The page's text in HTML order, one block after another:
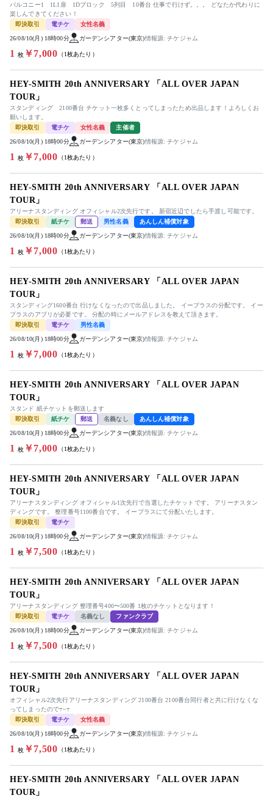
バルコニー1 1L1扉 1Dブロック 5列目 10番台 仕事で行けず。。。 どなたか代わりに
楽しんできてください！
即決取引
電チケ 女性名義
26/08/10(月) 18時00分 ガーデンシアター(東京)情報源: チケジャム
1 枚￥7,000 （1枚あたり）
HEY-SMITH 20th ANNIVERSARY 「ALL OVER JAPAN
TOUR」
スタンディング 2100番台 チケット一枚多くとってしまったため出品します！よろしくお
願いします。
即決取引
電チケ 女性名義 主催者
26/08/10(月) 18時00分 ガーデンシアター(東京)情報源: チケジャム
1 枚￥7,000 （1枚あたり）
HEY-SMITH 20th ANNIVERSARY 「ALL OVER JAPAN
TOUR」
アリーナスタンディング オフィシャル2次先行です。 新宿近辺でしたら手渡し可能です。
即決取引
紙チケ 郵送 男性名義 あんしん補償対象
26/08/10(月) 18時00分 ガーデンシアター(東京)情報源: チケジャム
1 枚￥7,000 （1枚あたり）
HEY-SMITH 20th ANNIVERSARY 「ALL OVER JAPAN
TOUR」
スタンディング1600番台 行けなくなったので出品しました。 イープラスの分配です。 イー
プラスのアプリが必要です。 分配の時にメールアドレスを教えて頂きます。
即決取引
電チケ 男性名義
26/08/10(月) 18時00分 ガーデンシアター(東京)情報源: チケジャム
1 枚￥7,000 （1枚あたり）
HEY-SMITH 20th ANNIVERSARY 「ALL OVER JAPAN
TOUR」
スタンド 紙チケットを郵送します
即決取引
紙チケ 郵送 名義なし あんしん補償対象
26/08/10(月) 18時00分 ガーデンシアター(東京)情報源: チケジャム
1 枚￥7,000 （1枚あたり）
HEY-SMITH 20th ANNIVERSARY 「ALL OVER JAPAN
TOUR」
アリーナスタンディング オフィシャル1次先行で当選したチケットです。 アリーナスタン
ディングです。 整理番号1100番台です。 イープラスにて分配いたします。
即決取引
電チケ
26/08/10(月) 18時00分 ガーデンシアター(東京)情報源: チケジャム
1 枚￥7,500 （1枚あたり）
HEY-SMITH 20th ANNIVERSARY 「ALL OVER JAPAN
TOUR」
アリーナスタンディング 整理番号400〜500番 1枚のチケットとなります！
即決取引
電チケ 名義なし ファンクラブ
26/08/10(月) 18時00分 ガーデンシアター(東京)情報源: チケジャム
1 枚￥7,500 （1枚あたり）
HEY-SMITH 20th ANNIVERSARY 「ALL OVER JAPAN
TOUR」
オフィシャル2次先行アリーナスタンディング 2100番台 2100番台同行者と共に行けなくな
ってしまったので߹~߹
即決取引
電チケ 女性名義
26/08/10(月) 18時00分 ガーデンシアター(東京)情報源: チケジャム
1 枚￥7,500 （1枚あたり）
HEY-SMITH 20th ANNIVERSARY 「ALL OVER JAPAN
TOUR」